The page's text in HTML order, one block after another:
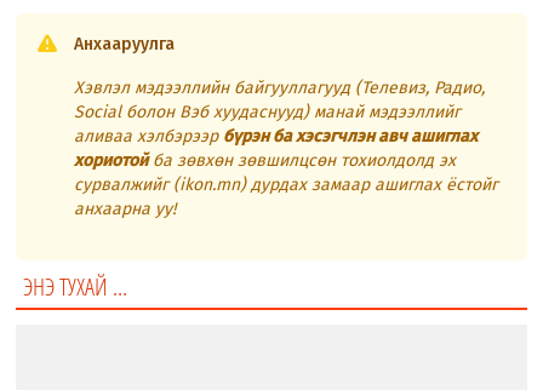
Анхааруулга
Хэвлэл мэдээллийн байгууллагууд (Телевиз, Радио,
Social болон Вэб хуудаснууд) манай мэдээллийг
аливаа хэлбэрээр бүрэн ба хэсэгчлэн авч ашиглах
хориотойба зөвхөн зөвшилцсөн тохиолдолд эх
сурвалжийг (ikon.mn) дурдах замаар ашиглах ёстойг
анхаарна уу!
ЭНЭ ТУХАЙ ...